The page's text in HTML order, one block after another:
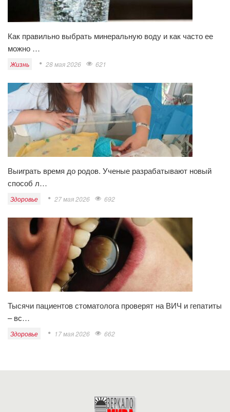
Как правильно выбрать минеральную воду и как часто ее
можно …
Жизнь 28 мая 2026 621
Выиграть время до родов. Ученые разрабатывают новый
способ л…
Здоровье 27 мая 2026 692
Тысячи пациентов стоматолога проверят на ВИЧ и гепатиты
– вс…
Здоровье 17 мая 2026 662